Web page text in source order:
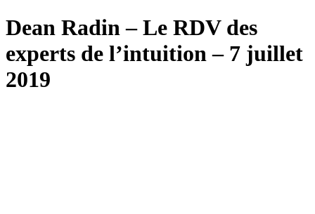
Dean Radin – Le RDV des
experts de l’intuition – 7 juillet
2019